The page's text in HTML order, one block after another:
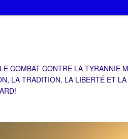
COMBAT CONTRE LA TYRANNIE
LA TRADITION, LA LIBERTÉ ET